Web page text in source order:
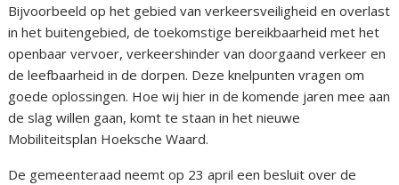
Bijvoorbeeld op het gebied van verkeersveiligheid en overlast
in het buitengebied, de toekomstige bereikbaarheid met het
openbaar vervoer, verkeershinder van doorgaand verkeer en
de leefbaarheid in de dorpen. Deze knelpunten vragen om
goede oplossingen. Hoe wij hier in de komende jaren mee aan
de slag willen gaan, komt te staan in het nieuwe
Mobiliteitsplan Hoeksche Waard.
De gemeenteraad neemt op 23 april een besluit over de